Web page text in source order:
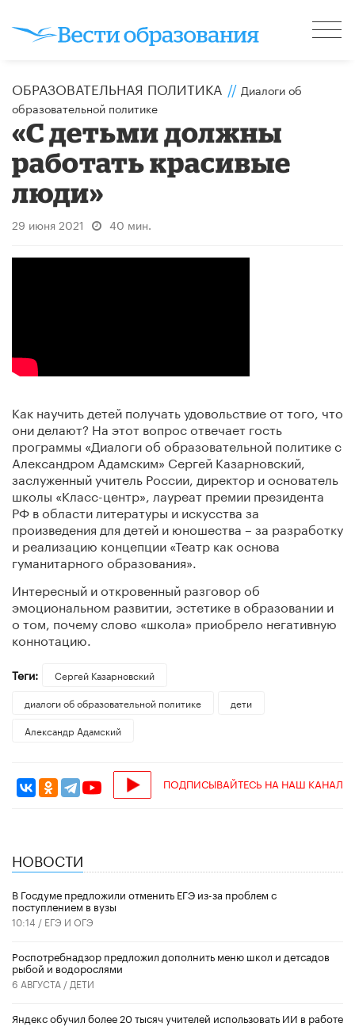
ОБРАЗОВАТЕЛЬНАЯ ПОЛИТИКА // Диалоги об
образовательной политике
«С детьми должны
работать красивые
люди»
29 июня 2021 40 мин.
Как научить детей получать удовольствие от того, что
они делают? На этот вопрос отвечает гость
программы «Диалоги об образовательной политике с
Александром Адамским» Сергей Казарновский,
заслуженный учитель России, директор и основатель
школы «Класс-центр», лауреат премии президента
РФ в области литературы и искусства за
произведения для детей и юношества – за разработку
и реализацию концепции «Театр как основа
гуманитарного образования».
Интересный и откровенный разговор об
эмоциональном развитии, эстетике в образовании и
о том, почему слово «школа» приобрело негативную
коннотацию.
Теги:
Сергей Казарновский
диалоги об образовательной политике
дети
Александр Адамский
ПОДПИСЫВАЙТЕСЬ НА НАШ КАНАЛ
НОВОСТИ
В Госдуме предложили отменить ЕГЭ из-за проблем с
поступлением в вузы
10:14 / ЕГЭ И ОГЭ
Роспотребнадзор предложил дополнить меню школ и детсадов
рыбой и водорослями
6 АВГУСТА / ДЕТИ
​Яндекс обучил более 20 тысяч учителей использовать ИИ в работе